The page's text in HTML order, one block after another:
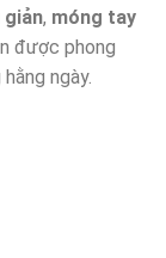
giản, móng tay
được phong
ngày.